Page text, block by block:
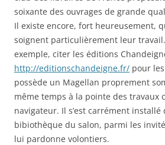
soixante des ouvrages de grande
Il existe encore, fort heureusement,
soignent particulièrement leur
exemple, citer les éditions
http://editionschandeigne.fr/ pour
possède un Magellan proprement
même temps à la pointe des travaux
navigateur. Il s’est carrément
bibiothèque du salon, parmi les
lui pardonne volontiers.